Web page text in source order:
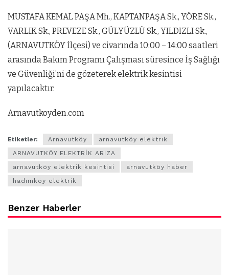
MUSTAFA KEMAL PAŞA Mh., KAPTANPAŞA Sk., YÖRE Sk.,
VARLIK Sk., PREVEZE Sk., GÜLYÜZLÜ Sk., YILDIZLI Sk.,
(ARNAVUTKÖY İlçesi) ve civarında 10:00 – 14:00 saatleri
arasında Bakım Programı Çalışması süresince İş Sağlığı
ve Güvenliği’ni de gözeterek elektrik kesintisi
yapılacaktır.
Arnavutkoyden.com
Etiketler: Arnavutköy
arnavutköy elektrik
ARNAVUTKÖY ELEKTRİK ARIZA
arnavutköy elektrik kesintisi
arnavutköy haber
hadımköy elektrik
Benzer Haberler